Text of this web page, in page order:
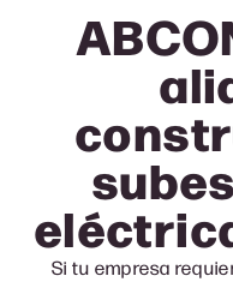
Si tu empresa